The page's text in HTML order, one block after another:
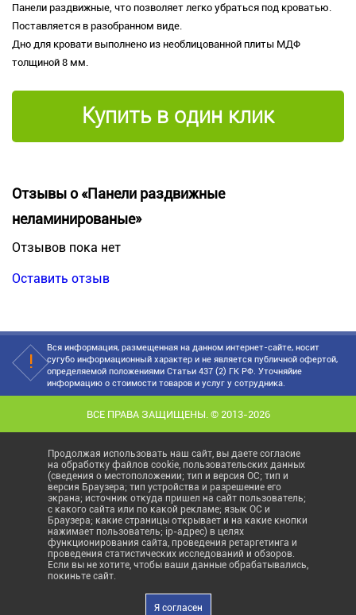
Панели раздвижные, что позволяет легко убраться под кроватью.
Поставляется в разобранном виде.
Дно для кровати выполнено из необлицованной плиты МДФ
толщиной 8 мм.
Купить в один клик
Отзывы о «Панели раздвижные
неламинированые»
Отзывов пока нет
Оставить отзыв
Вся информация, размещенная на данном интернет-сайте, носит
сугубо информационный характер и не является публичной офертой,
определяемой положениями Статьи 437 (2) ГК РФ. Уточняйие
информацию о стоимости товаров и услуг у сотрудника.
ВСЕ ПРАВА ЗАЩИЩЕНЫ. © 2013-2026
Продолжая использовать наш сайт, вы даете согласие
на обработку файлов cookie, пользовательских данных
(сведения о местоположении; тип и версия ОС; тип и
версия Браузера; тип устройства и разрешение его
экрана; источник откуда пришел на сайт пользователь;
с какого сайта или по какой рекламе; язык ОС и
Браузера; какие страницы открывает и на какие кнопки
нажимает пользователь; ip-адрес) в целях
функционирования сайта, проведения ретаргетинга и
проведения статистических исследований и обзоров.
Если вы не хотите, чтобы ваши данные обрабатывались,
покиньте сайт.
Я согласен